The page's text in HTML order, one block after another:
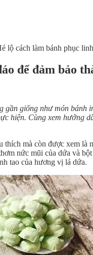
lộ cách làm bánh phục
để đảm bảo
gần giống như món
hiện. Cùng xem hướng
mà còn được xem
nức mũi của dứa và
tao của hương vị lá dứa.